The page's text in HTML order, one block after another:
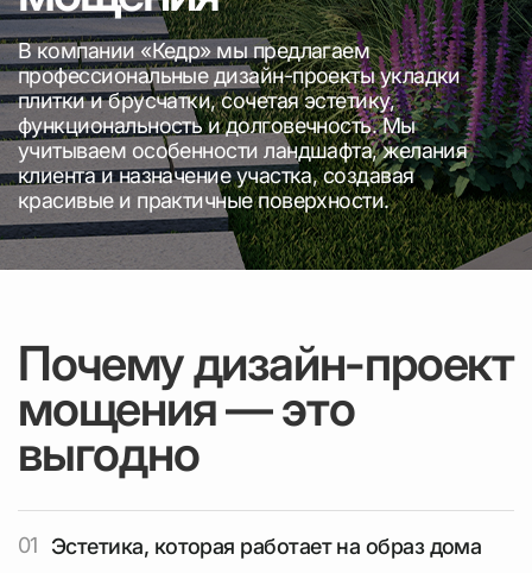
В компании «Кедр» мы предлагаем
профессиональные дизайн-проекты укладки
плитки и брусчатки, сочетая эстетику,
функциональность и долговечность. Мы
учитываем особенности ландшафта, желания
клиента и назначение участка, создавая
красивые и практичные поверхности.
Почему дизайн-проект
мощения — это
выгодно
01 Эстетика, которая работает на образ дома